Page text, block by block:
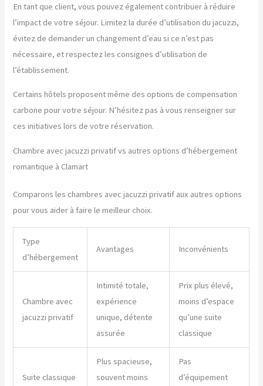
En tant que client, vous pouvez également contribuer à réduire
l’impact de votre séjour. Limitez la durée d’utilisation du jacuzzi,
évitez de demander un changement d’eau si ce n’est pas
nécessaire, et respectez les consignes d’utilisation de
l’établissement.
Certains hôtels proposent même des options de compensation
carbone pour votre séjour. N’hésitez pas à vous renseigner sur
ces initiatives lors de votre réservation.
Chambre avec jacuzzi privatif vs autres options d’hébergement
romantique à Clamart
Comparons les chambres avec jacuzzi privatif aux autres options
pour vous aider à faire le meilleur choix.
Type
d’hébergement
Avantages Inconvénients
Chambre avec
jacuzzi privatif
Intimité totale,
expérience
unique, détente
assurée
Prix plus élevé,
moins d’espace
qu’une suite
classique
Suite classique
Plus spacieuse,
souvent moins
Pas
d’équipement